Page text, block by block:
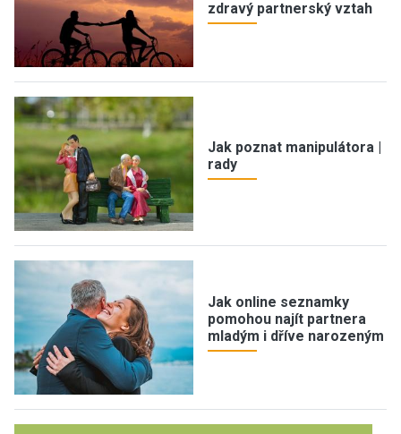
zdravý partnerský vztah
Jak poznat manipulátora |
rady
Jak online seznamky
pomohou najít partnera
mladým i dříve narozeným